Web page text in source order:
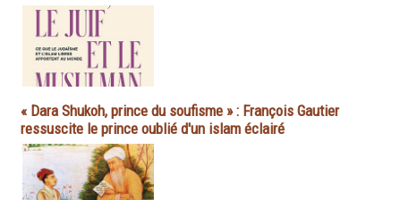
« Dara Shukoh, prince du soufisme » : François Gautier
ressuscite le prince oublié d'un islam éclairé